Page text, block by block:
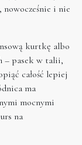
nowocześnie i nie
kurtkę albo
– pasek w talii,
całość lepiej
ma
mocnymi
na